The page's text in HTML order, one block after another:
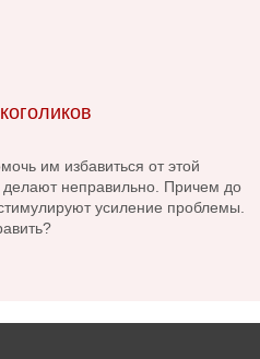
им избавиться от этой
неправильно. Причем до
усиление проблемы.